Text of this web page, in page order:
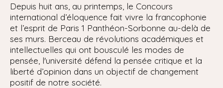
Depuis huit ans, au printemps, le Concours
international d’éloquence fait vivre la francophonie
et l’esprit de Paris 1 Panthéon-Sorbonne au-delà de
ses murs. Berceau de révolutions académiques et
intellectuelles qui ont bousculé les modes de
pensée, l'université défend la pensée critique et la
liberté d’opinion dans un objectif de changement
positif de notre société.